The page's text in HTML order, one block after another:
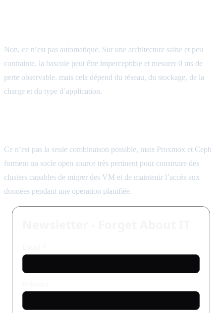
Non, ce n’est pas automatique. Sur une architecture saine et peu
contrainte, la bascule peut être imperceptible et mesurer 0 ms de
perte observable, mais cela dépend du réseau, du stockage, de la
charge et du type d’application.
Ce n’est pas la seule combinaison possible, mais Proxmox et Ceph
forment un socle open source très pertinent pour construire des
clusters capables de migrer des VM et de maintenir l’accès aux
données pendant une opération planifiée.